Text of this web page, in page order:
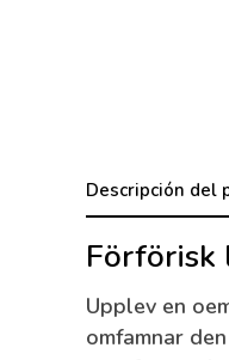
Descripción del
Förförisk
Upplev en
omfamnar